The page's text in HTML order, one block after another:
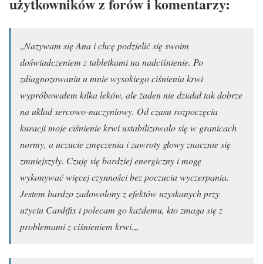
„Nazywam się Ana i chcę podzielić się swoim
doświadczeniem z tabletkami na nadciśnienie. Po
zdiagnozowaniu u mnie wysokiego ciśnienia krwi
wypróbowałem kilka leków, ale żaden nie działał tak dobrze
na układ sercowo-naczyniowy. Od czasu rozpoczęcia
kuracji moje ciśnienie krwi ustabilizowało się w granicach
normy, a uczucie zmęczenia i zawroty głowy znacznie się
zmniejszyły. Czuję się bardziej energiczny i mogę
wykonywać więcej czynności bez poczucia wyczerpania.
Jestem bardzo zadowolony z efektów uzyskanych przy
użyciu Cardifix i polecam go każdemu, kto zmaga się z
problemami z ciśnieniem krwi.„